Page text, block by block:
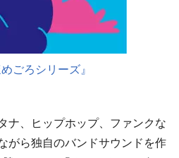
ごろシリーズ』
ナ、ヒップホップ、ファンクな
がら独自のバンドサウンドを作